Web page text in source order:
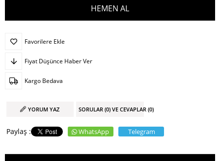
Favorilere Ekle
Fiyat Düşünce Haber Ver
Kargo Bedava
YORUM YAZ SORULAR (0) VE CEVAPLAR (0)
WhatsApp Telegram